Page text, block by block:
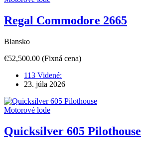
Regal Commodore 2665
Blansko
€52,500.00 (Fixná cena)
113 Videné:
23. júla 2026
Motorové lode
Quicksilver 605 Pilothouse